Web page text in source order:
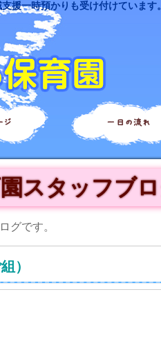
援一時預かりも受け付けています
ジ 一日の流れ
スタッフブ
グです。
）